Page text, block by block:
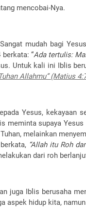
mencobai-Nya.
mudah bagi
“Ada tertulis:
Untuk kali ini Iblis
Allahmu” (Matius
Yesus, kekayaan
meminta supaya
melainkan
“Allah itu Roh
dari roh
juga Iblis berusaha
hidup kita,